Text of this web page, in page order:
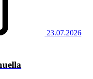
23.07.2026